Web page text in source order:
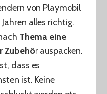
von Playmobil
alles richtig.
Thema eine
Zubehör auspacken.
dass es
ist. Keine